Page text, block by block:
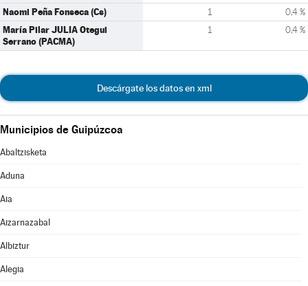
Naomi Peña Fonseca (Cs) 1 0,4 %
María Pilar JULIA Otegui
Serrano (PACMA)
1 0,4 %
Descárgate los datos en xml
Municipios de Guipúzcoa
Abaltzisketa
Aduna
Aia
Aizarnazabal
Albiztur
Alegia